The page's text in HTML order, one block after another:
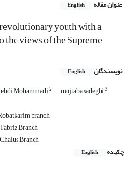
عنوان مقاله English
youth with a
the views of the Supreme
نویسندگان English
Mohammadi2 mojtaba sadeghi3
branch
Branch
Branch
چکیده
English